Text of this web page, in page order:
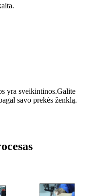
yra sveikintinos.Galite
savo prekės ženklą.